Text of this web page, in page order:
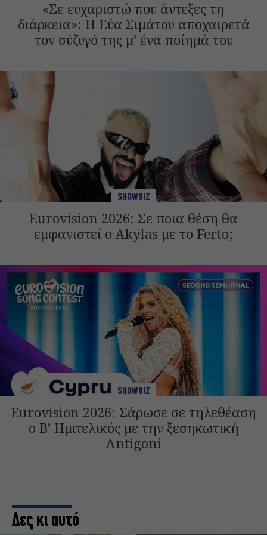
«Σε ευχαριστώ που άντεξες τη
διάρκεια»: Η Εύα Σιμάτου αποχαιρετά
τον σύζυγό της μ’ ένα ποίημά του
SHOWBIZ
Eurovision 2026: Σε ποια θέση θα
εμφανιστεί ο Akylas με το Ferto;
SHOWBIZ
Eurovision 2026: Σάρωσε σε τηλεθέαση
ο Β’ Ημιτελικός με την ξεσηκωτική
Antigoni
Δες κι αυτό